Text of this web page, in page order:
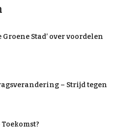
Groene Stad’ over voordelen
– Strijd tegen